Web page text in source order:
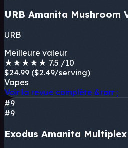
URB Amanita Mushroom
URB
Meilleure valeur
★ ★ ★ ★ ★ 7.5 /10
$24.99 ($2.49/serving)
Vapes
Voir la revue complète &rarr ;
#9
#9
Exodus Amanita